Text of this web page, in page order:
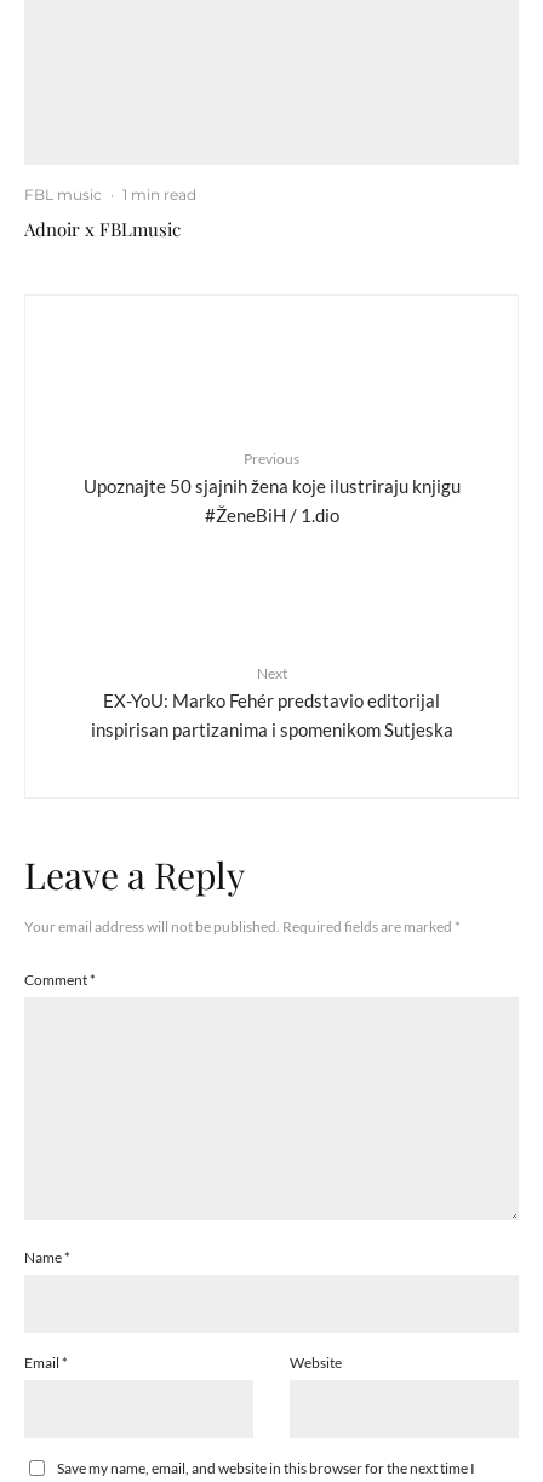
FBL music · 1 min read
Adnoir x FBLmusic
Previous
Upoznajte 50 sjajnih žena koje ilustriraju knjigu
#ŽeneBiH / 1.dio
Next
EX-YoU: Marko Fehér predstavio editorijal
inspirisan partizanima i spomenikom Sutjeska
Leave a Reply
Your email address will not be published. Required fields are marked *
Comment*
Name*
Email * Website
Save my name, email, and website in this browser for the next time I